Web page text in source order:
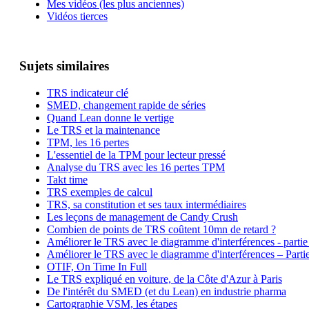
Mes vidéos (les plus anciennes)
Vidéos tierces
Sujets similaires
TRS indicateur clé
SMED, changement rapide de séries
Quand Lean donne le vertige
Le TRS et la maintenance
TPM, les 16 pertes
L'essentiel de la TPM pour lecteur pressé
Analyse du TRS avec les 16 pertes TPM
Takt time
TRS exemples de calcul
TRS, sa constitution et ses taux intermédiaires
Les leçons de management de Candy Crush
Combien de points de TRS coûtent 10mn de retard ?
Améliorer le TRS avec le diagramme d'interférences - partie
Améliorer le TRS avec le diagramme d'interférences –
OTIF, On Time In Full
Le TRS expliqué en voiture, de la Côte d'Azur à Paris
De l'intérêt du SMED (et du Lean) en industrie pharma
Cartographie VSM, les étapes